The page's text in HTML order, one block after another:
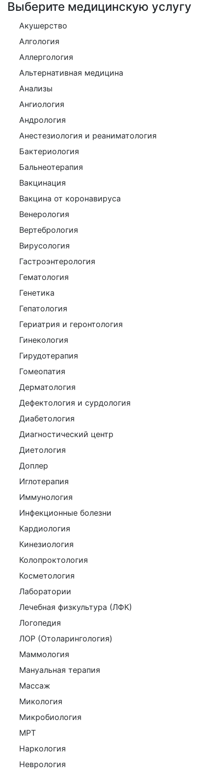
Выберите медицинскую услугу
Акушерство
Алгология
Аллергология
Альтернативная медицина
Анализы
Ангиология
Андрология
Анестезиология и реаниматология
Бактериология
Бальнеотерапия
Вакцинация
Вакцина от коронавируса
Венерология
Вертебрология
Вирусология
Гастроэнтерология
Гематология
Генетика
Гепатология
Гериатрия и геронтология
Гинекология
Гирудотерапия
Гомеопатия
Дерматология
Дефектология и сурдология
Диабетология
Диагностический центр
Диетология
Доплер
Иглотерапия
Иммунология
Инфекционные болезни
Кардиология
Кинезиология
Колопроктология
Косметология
Лаборатории
Лечебная физкультура (ЛФК)
Логопедия
ЛОР (Отоларингология)
Маммология
Мануальная терапия
Массаж
Микология
Микробиология
МРТ
Наркология
Неврология